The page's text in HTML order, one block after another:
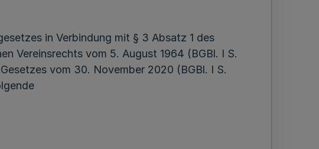
in Verbindung mit § 3 Absatz 1 des
Vereinsrechts vom 5. August 1964 (BGBl. I S.
vom 30. November 2020 (BGBl. I S.